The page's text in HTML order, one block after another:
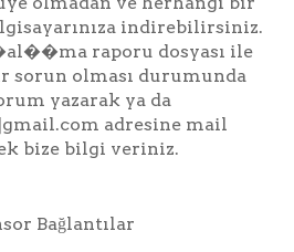
indirebilirsiniz.
raporu dosyası ile
olması durumunda
yazarak ya da
adresine mail
bize bilgi veriniz.
Bağlantılar